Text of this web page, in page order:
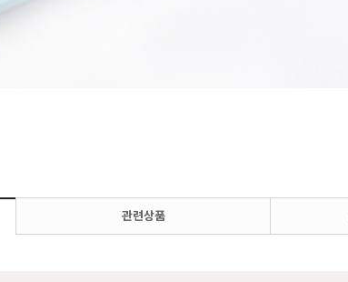
관련상품